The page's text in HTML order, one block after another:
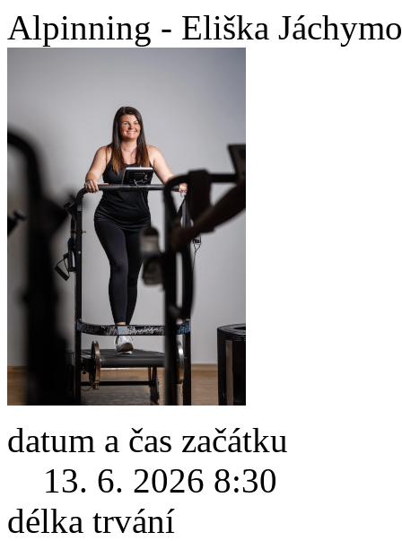
Alpinning - Eliška
datum a čas začátku
13. 6. 2026 8:30
délka trvání